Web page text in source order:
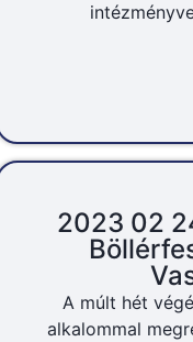
2023 02
A múlt hét
alkalommal